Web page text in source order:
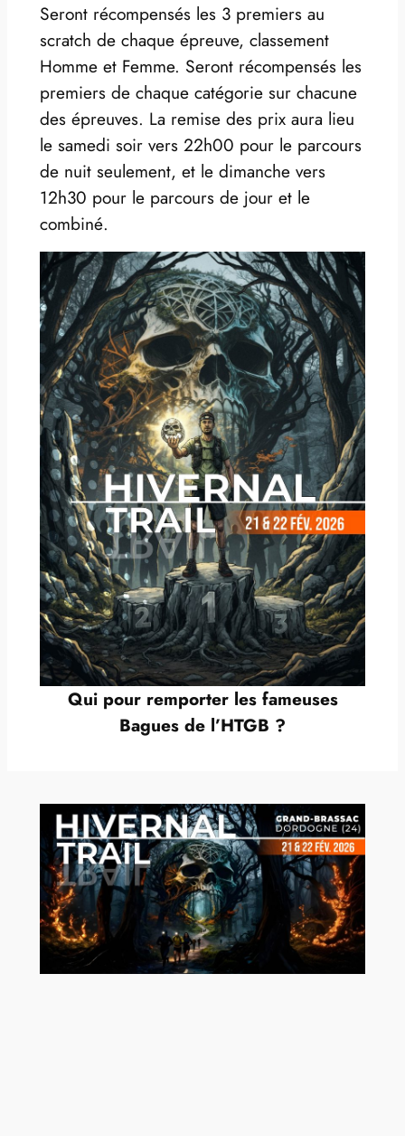
Seront récompensés les 3 premiers au
scratch de chaque épreuve, classement
Homme et Femme. Seront récompensés les
premiers de chaque catégorie sur chacune
des épreuves. La remise des prix aura lieu
le samedi soir vers 22h00 pour le parcours
de nuit seulement, et le dimanche vers
12h30 pour le parcours de jour et le
combiné.
Qui pour remporter les fameuses
Bagues de l’HTGB ?